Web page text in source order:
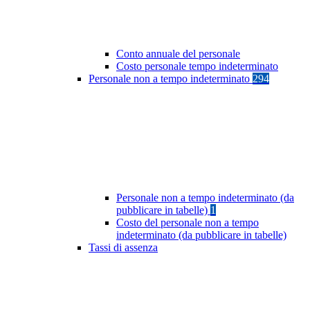
Conto annuale del personale
Costo personale tempo indeterminato
Personale non a tempo indeterminato 294
Personale non a tempo indeterminato (da
pubblicare in tabelle) 1
Costo del personale non a tempo
indeterminato (da pubblicare in tabelle)
Tassi di assenza